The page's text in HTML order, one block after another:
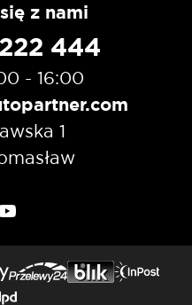
z nami
444
- 16:00
1